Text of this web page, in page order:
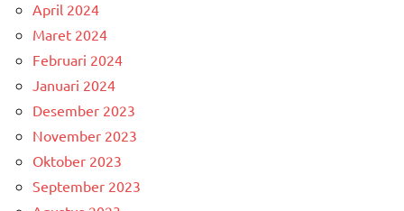
April 2024
Maret 2024
Februari 2024
Januari 2024
Desember 2023
November 2023
Oktober 2023
September 2023